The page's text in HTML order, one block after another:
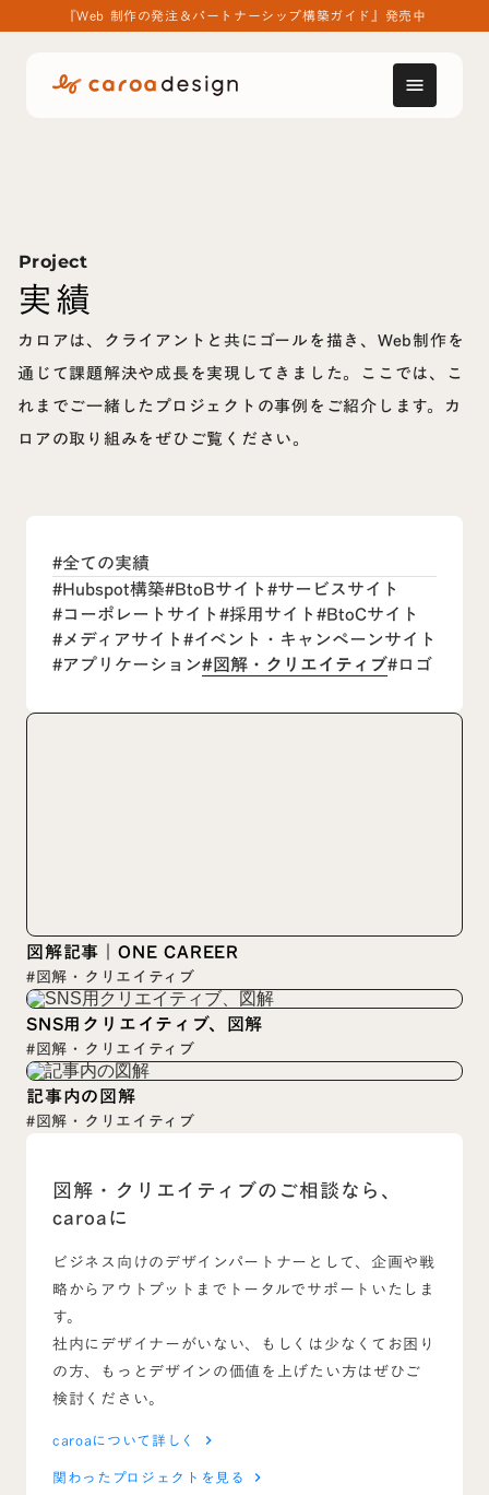
『Web 制作の発注＆パートナーシップ構築ガイド』発売中
menu
実績
Project
カロアは、クライアントと共にゴールを描き、Web制作を
通じて課題解決や成長を実現してきました。ここでは、こ
れまでご一緒したプロジェクトの事例をご紹介します。カ
ロアの取り組みをぜひご覧ください。
#全ての実績
#Hubspot構築#BtoBサイト#サービスサイト
#コーポレートサイト#採用サイト#BtoCサイト
#メディアサイト#イベント・キャンペーンサイト
#アプリケーション#図解・クリエイティブ#ロゴ
図解記事｜ONE CAREER
#図解・クリエイティブ
SNS用クリエイティブ、図解
#図解・クリエイティブ
記事内の図解
#図解・クリエイティブ
図解・クリエイティブのご相談なら、
caroaに
ビジネス向けのデザインパートナーとして、企画や戦
略からアウトプットまでトータルでサポートいたしま
す。
社内にデザイナーがいない、もしくは少なくてお困り
の方、もっとデザインの価値を上げたい方はぜひご
検討ください。
caroaについて詳しく keyboard_arrow_right
関わったプロジェクトを見る keyboard_arrow_right